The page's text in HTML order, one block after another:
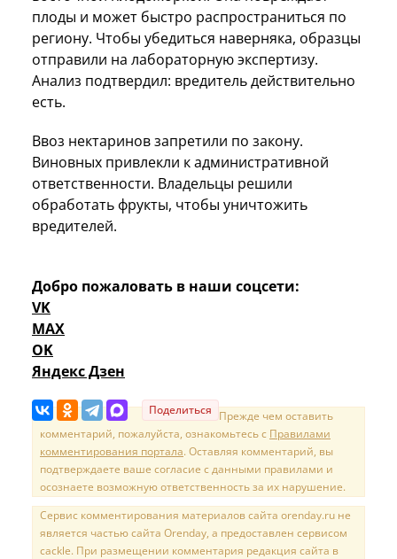
плоды и может быстро распространиться по
региону. Чтобы убедиться наверняка, образцы
отправили на лабораторную экспертизу.
Анализ подтвердил: вредитель действительно
есть.
Ввоз нектаринов запретили по закону.
Виновных привлекли к административной
ответственности. Владельцы решили
обработать фрукты, чтобы уничтожить
вредителей.
Добро пожаловать в наши соцсети:
VK
MAX
OK
Яндекс Дзен
Поделиться Прежде чем оставить
комментарий, пожалуйста, ознакомьтесь с Правилами
комментирования портала. Оставляя комментарий, вы
подтверждаете ваше согласие с данными правилами и
осознаете возможную ответственность за их нарушение.
Сервис комментирования материалов сайта orenday.ru не
является частью сайта Orenday, а предоставлен сервисом
cackle. При размещении комментария редакция сайта в